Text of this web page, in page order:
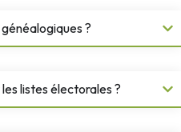
?
listes électorales ?